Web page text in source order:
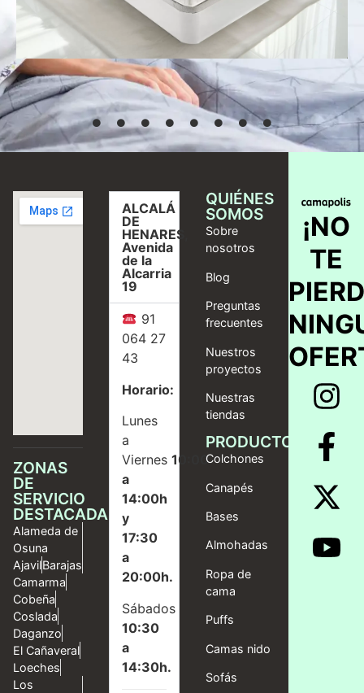
Seleccionar
opciones
ZONAS
DE
SERVICIO
DESTACADAS
Alameda de
Osuna
AjavilBarajas
Camarma
Cobeña
Coslada
Daganzo
El Cañaveral
Loeches
Los
ALCALÁ
DE
HENARES,
Avenida
de la
Alcarria
19
91
064 27
43
Horario:
Lunes
a
Viernes10:00
a
14:00h
y
17:30
a
20:00h.
Sábados
10:30
a
14:30h.
QUIÉNES
SOMOS
Sobre
nosotros
Blog
Preguntas
frecuentes
Nuestros
proyectos
Nuestras
tiendas
PRODUCTOS
Colchones
Canapés
Bases
Almohadas
Ropa de
cama
Puffs
Camas nido
Sofás
¡NO
TE